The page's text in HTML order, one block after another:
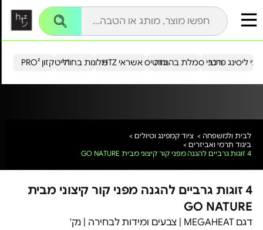
הייטקזון PRO²מלונות בחו"ל כרטיס אשראי HTZ ליסינג פרטירכבי סמלת בהנחה
לבית ולמשפחה > ציוד קמפינג וטיולים >
ביגוד תרמי ואביזרים >
4 זוגות גרביים להגנה מפני קור קיצוני מבית GO NATURE
4 זוגות גרביים להגנה מפני קור קיצוני מבית
GO NATURE
דגם MEGAHEAT | צבעים ומידות לבחירה | נק'